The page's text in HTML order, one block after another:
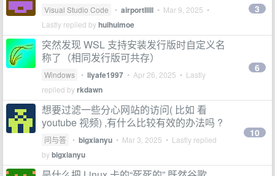
Visual Studio Code • airportIllIl • Mar 9, 2025 •
Lastly replied byhuihuimoe
3
突然发现 WSL 支持安装发行版时自定义名
称了（相同发行版可共存）
Windows • liyafe1997 • Apr 26, 2025 • Lastly
replied byrkdawn
6
想要过滤一些分心网站的访问( 比如 看
youtube 视频) ,有什么比较有效的办法吗 ?
问与答 • bigxianyu • Mar 3, 2025 • Lastly replied
bybigxianyu
10